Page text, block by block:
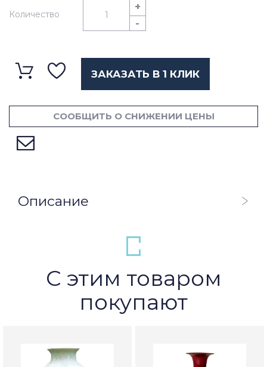
Количество
+
-
ЗАКАЗАТЬ В 1 КЛИК
СООБЩИТЬ О СНИЖЕНИИ ЦЕНЫ
Описание
С этим товаром
покупают